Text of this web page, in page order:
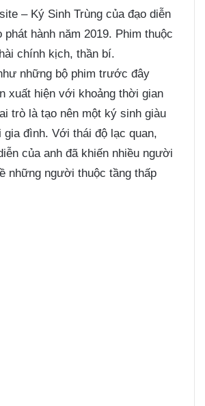
– Ký Sinh Trùng của đạo diễn
phát hành năm 2019. Phim thuộc
chính kịch, thần bí.
những bộ phim trước đây
xuất hiện với khoảng thời gian
trò là tạo nên một ký sinh giàu
gia đình. Với thái độ lạc quan,
của anh đã khiến nhiều người
những người thuộc tầng thấp